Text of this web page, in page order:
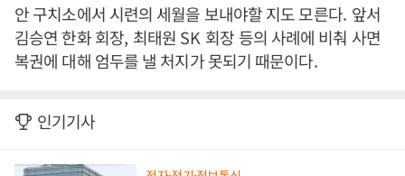
안 구치소에서 시련의 세월을 보내야할 지도 모른다. 앞서
김승연 한화 회장, 최태원 SK 회장 등의 사례에 비춰 사면
복권에 대해 엄두를 낼 처지가 못되기 때문이다.
인기기사